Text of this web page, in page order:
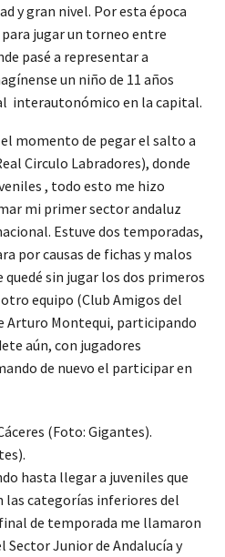
y gran nivel. Por esta época
jugar un torneo entre
pasé a representar a
un niño de 11 años
interautonómico en la capital.
momento de pegar el salto a
Circulo Labradores), donde
, todo esto me hizo
mi primer sector andaluz
Estuve dos temporadas,
por causas de fichas y malos
sin jugar los dos primeros
equipo (Club Amigos del
Arturo Montequi, participando
aún, con jugadores
de nuevo el participar en
hasta llegar a juveniles que
las categorías inferiores del
final de temporada me llamaron
Sector Junior de Andalucía y